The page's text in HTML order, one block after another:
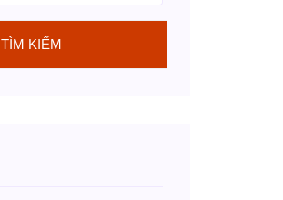
TÌM KIẾM